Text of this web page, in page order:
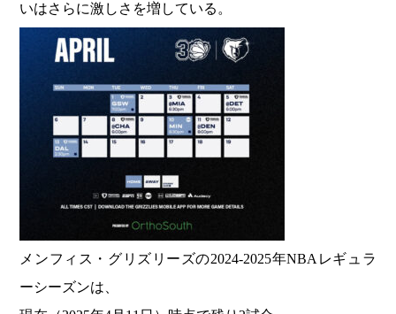
いはさらに激しさを増している。
メンフィス・グリズリーズの2024-2025年NBAレギュラ
ーシーズンは、